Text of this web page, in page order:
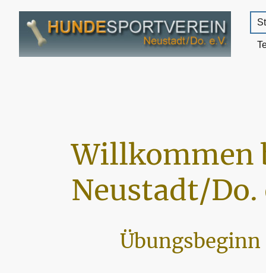
Willkommen
Neustadt/Do.
Übungsbeginn